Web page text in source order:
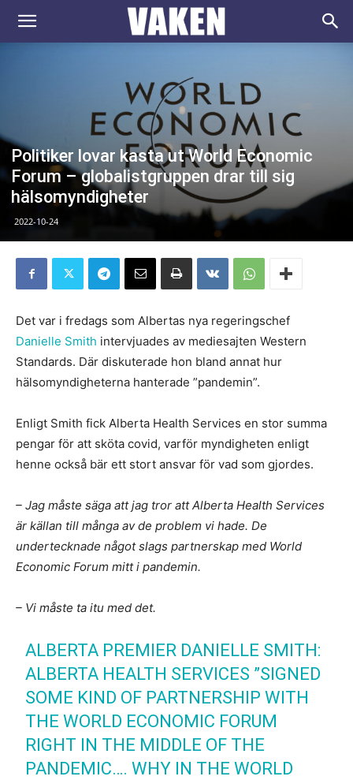
VAKEN.se
Politiker lovar kasta ut World Economic
Forum – globalistgruppen drar till sig
hälsomyndigheter
2022-10-24
Det var i fredags som Albertas nya regeringschef
Danielle Smith intervjuades av mediesajten Western
Standards. Där diskuterade hon bland annat hur
hälsomyndigheterna hanterade ”pandemin”.
Enligt Smith fick Alberta Health Services en stor summa
pengar för att sköta covid, varför myndigheten enligt
henne också bär ett stort ansvar för vad som gjordes.
– Jag måste säga att jag tror att Alberta Health Services
är källan till många av de problem vi hade. De
undertecknade något slags partnerskap med World
Economic Forum mitt i pandemin.
– Vi måste ta itu med det.
ALBERTA PREMIER DANIELLE SMITH:
ALBERTA HEALTH SERVICES ”SIGNED
SOME KIND OF PARTNERSHIP WITH
THE WORLD ECONOMIC FORUM
RIGHT IN THE MIDDLE OF THE
PANDEMIC…. WHY IN THE WORLD